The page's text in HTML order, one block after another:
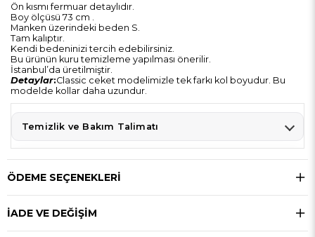
Ön kısmı fermuar detaylıdır.
Boy ölçüsü 73 cm .
Manken üzerindeki beden S.
Tam kalıptır.
Kendi bedeninizi tercih edebilirsiniz.
Bu ürünün kuru temizleme yapılması önerilir.
İstanbul’da üretilmiştir.
Detaylar:Classic ceket modelimizle tek farkı kol boyudur. Bu
modelde kollar daha uzundur.
Temizlik ve Bakım Talimatı
ÖDEME SEÇENEKLERI
İADE VE DEĞİŞİM